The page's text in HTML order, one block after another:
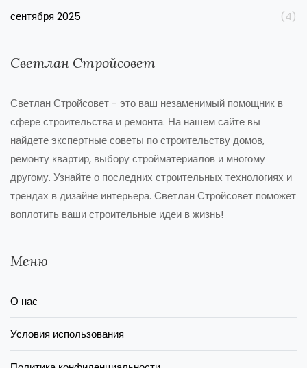
сентября 2025 (4)
Светлан Стройсовет
Светлан Стройсовет - это ваш незаменимый помощник в
сфере строительства и ремонта. На нашем сайте вы
найдете экспертные советы по строительству домов,
ремонту квартир, выбору стройматериалов и многому
другому. Узнайте о последних строительных технологиях и
трендах в дизайне интерьера. Светлан Стройсовет поможет
воплотить ваши строительные идеи в жизнь!
Меню
О нас
Условия использования